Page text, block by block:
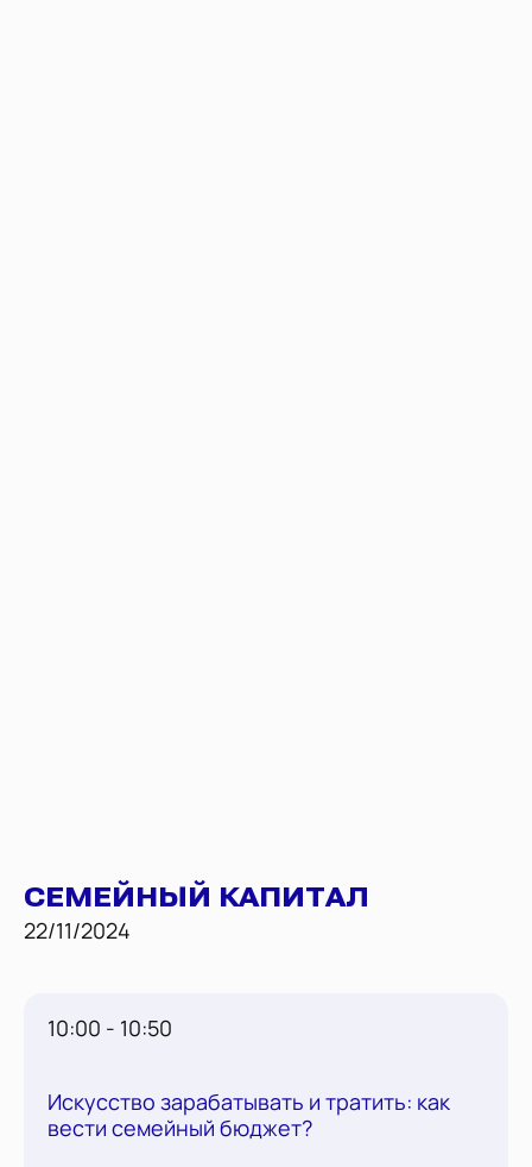
СЕМЕЙНЫЙ КАПИТАЛ
22/11/2024
10:00 - 10:50
Искусство зарабатывать и тратить: как
вести семейный бюджет?